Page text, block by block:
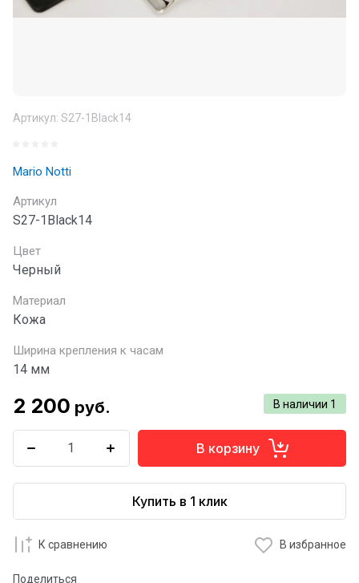
Артикул: S27-1Black14
Mario Notti
Артикул
S27-1Black14
Цвет
Черный
Материал
Кожа
Ширина крепления к часам
14 мм
В наличии 1
2 200 руб.
В корзину
Купить в 1 клик
К сравнению В избранное
Поделиться